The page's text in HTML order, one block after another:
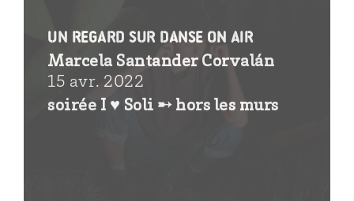
Un regard sur Danse on air
Marcela Santander Corvalán
15 avr. 2022
soirée I ♥ Soli ➸ hors les murs